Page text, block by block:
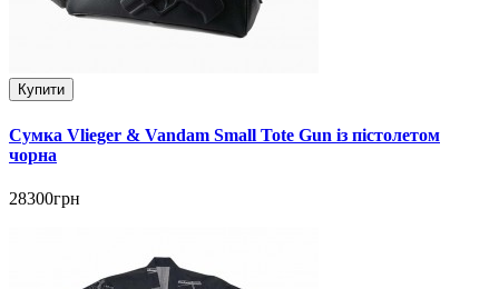
Купити
Сумка Vlieger & Vandam Small Tote Gun із пістолетом
чорна
28300грн